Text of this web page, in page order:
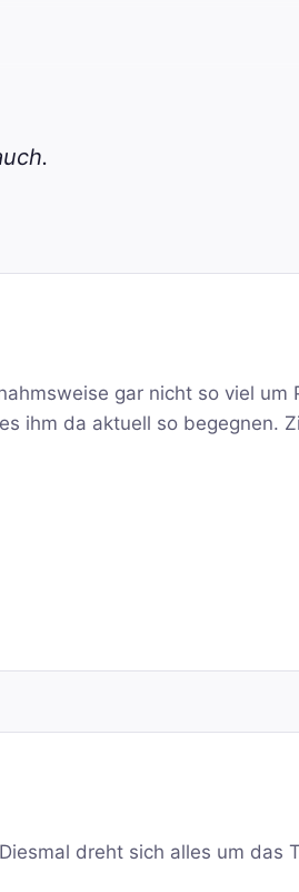
gar nicht so viel um
ihm da aktuell so begegnen.
dreht sich alles um das